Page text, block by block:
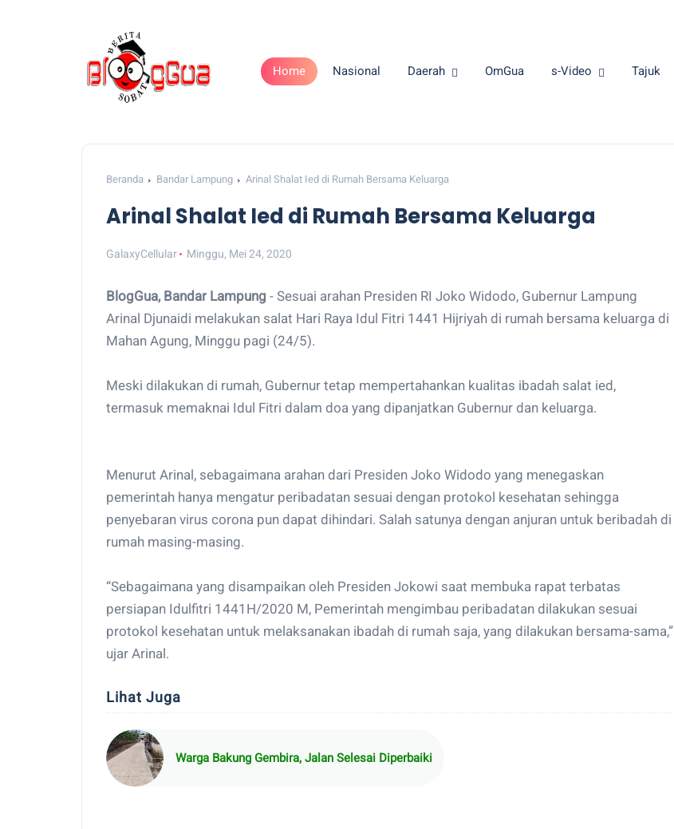
Home Nasional Daerah OmGua s-Video Tajuk
Beranda Bandar Lampung Arinal Shalat Ied di Rumah Bersama Keluarga
Arinal Shalat Ied di Rumah Bersama Keluarga
GalaxyCellular Minggu, Mei 24, 2020
BlogGua, Bandar Lampung - Sesuai arahan Presiden RI Joko Widodo, Gubernur Lampung
Arinal Djunaidi melakukan salat Hari Raya Idul Fitri 1441 Hijriyah di rumah bersama keluarga di
Mahan Agung, Minggu pagi (24/5).
Meski dilakukan di rumah, Gubernur tetap mempertahankan kualitas ibadah salat ied,
termasuk memaknai Idul Fitri dalam doa yang dipanjatkan Gubernur dan keluarga.
Menurut Arinal, sebagaimana arahan dari Presiden Joko Widodo yang menegaskan
pemerintah hanya mengatur peribadatan sesuai dengan protokol kesehatan sehingga
penyebaran virus corona pun dapat dihindari. Salah satunya dengan anjuran untuk beribadah di
rumah masing-masing.
“Sebagaimana yang disampaikan oleh Presiden Jokowi saat membuka rapat terbatas
persiapan Idulfitri 1441H/2020 M, Pemerintah mengimbau peribadatan dilakukan sesuai
protokol kesehatan untuk melaksanakan ibadah di rumah saja, yang dilakukan bersama-sama,”
ujar Arinal.
Lihat Juga
Warga Bakung Gembira, Jalan Selesai Diperbaiki